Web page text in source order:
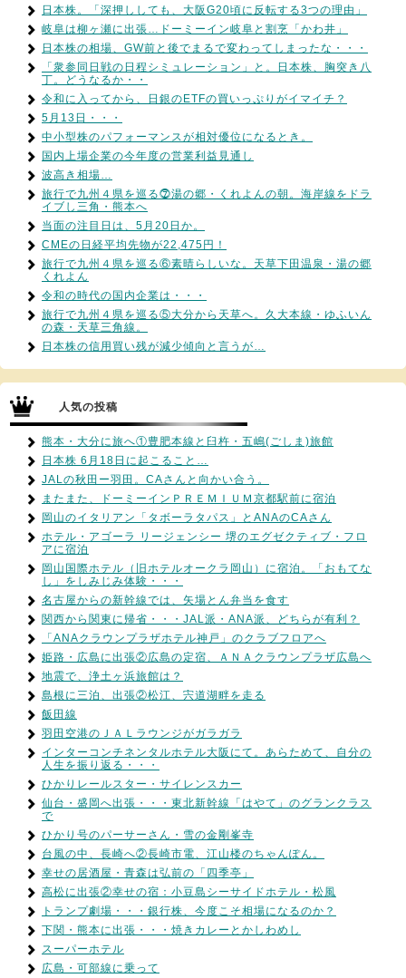
日本株。「深押ししても、大阪G20頃に反転する3つの理由」
岐阜は柳ヶ瀬に出張…ドーミーイン岐阜と割烹「かわ井」
日本株の相場、GW前と後でまるで変わってしまったな・・・
「衆参同日戦の日程シミュレーション」と。日本株、胸突き八
丁。どうなるか・・
令和に入ってから、日銀のETFの買いっぷりがイマイチ？
5月13日・・・
中小型株のパフォーマンスが相対優位になるとき。
国内上場企業の今年度の営業利益見通し
波高き相場…
旅行で九州４県を巡る⓻湯の郷・くれよんの朝。海岸線をドラ
イブし三角・熊本へ
当面の注目日は、5月20日か。
CMEの日経平均先物が22,475円！
旅行で九州４県を巡る⑥素晴らしいな。天草下田温泉・湯の郷
くれよん
令和の時代の国内企業は・・・
旅行で九州４県を巡る⑤大分から天草へ。久大本線・ゆふいん
の森・天草三角線。
日本株の信用買い残が減少傾向と言うが…
人気の投稿
熊本・大分に旅へ①豊肥本線と臼杵・五嶋(ごしま)旅館
日本株 6月18日に起こること…
JALの秋田ー羽田。CAさんと向かい合う。
またまた、ドーミーインＰＲＥＭＩＵＭ京都駅前に宿泊
岡山のイタリアン「タボーラタパス」とANAのCAさん
ホテル・アゴーラ リージェンシー 堺のエグゼクティブ・フロ
アに宿泊
岡山国際ホテル（旧ホテルオークラ岡山）に宿泊。「おもてな
し」をしみじみ体験・・・
名古屋からの新幹線では、矢場とん弁当を食す
関西から関東に帰省・・・JAL派・ANA派、どちらが有利？
「ANAクラウンプラザホテル神戸」のクラブフロアへ
姫路・広島に出張②広島の定宿、ＡＮＡクラウンプラザ広島へ
地震で、浄土ヶ浜旅館は？
島根に三泊、出張②松江、宍道湖畔を走る
飯田線
羽田空港のＪＡＬラウンジがガラガラ
インターコンチネンタルホテル大阪にて。あらためて、自分の
人生を振り返る・・・
ひかりレールスター・サイレンスカー
仙台・盛岡へ出張・・・東北新幹線「はやて」のグランクラス
で
ひかり号のパーサーさん・雪の金剛峯寺
台風の中、長崎へ②長崎市電、江山楼のちゃんぽん。
幸せの居酒屋・青森は弘前の「四季亭」
高松に出張②幸せの宿：小豆島シーサイドホテル・松風
トランプ劇場・・・銀行株、今度こそ相場になるのか？
下関・熊本に出張・・・焼きカレーとかしわめし
スーパーホテル
広島・可部線に乗って